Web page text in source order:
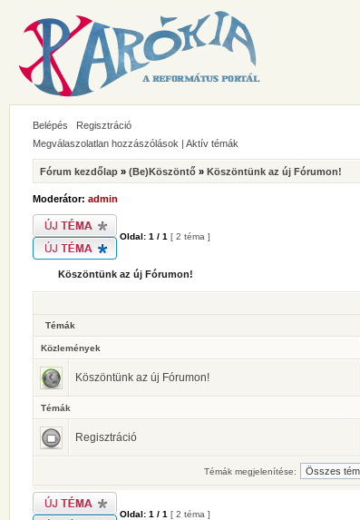
Belépés Regisztráció
Megválaszolatlan hozzászólások | Aktív témák
Fórum kezdőlap » (Be)Köszöntő » Köszöntünk az új Fórumon!
Moderátor: admin
Oldal: 1 / 1 [ 2 téma ]
Köszöntünk az új Fórumon!
Témák
Közlemények
Köszöntünk az új Fórumon!
Témák
Regisztráció
Témák megjelenítése:
Oldal: 1 / 1 [ 2 téma ]